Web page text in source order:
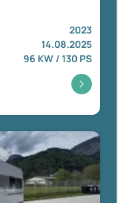
2023
14.08.2025
96 KW / 130 PS